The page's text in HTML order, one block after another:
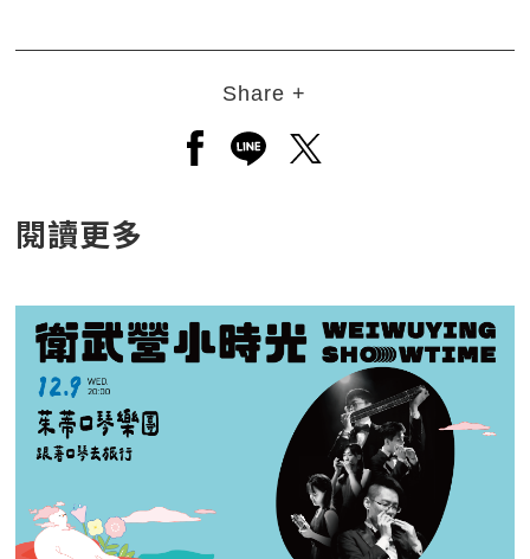
Share +
另開新視窗分享至facebook
另開新視窗分享至line
另開新視窗分享至
閱讀更多